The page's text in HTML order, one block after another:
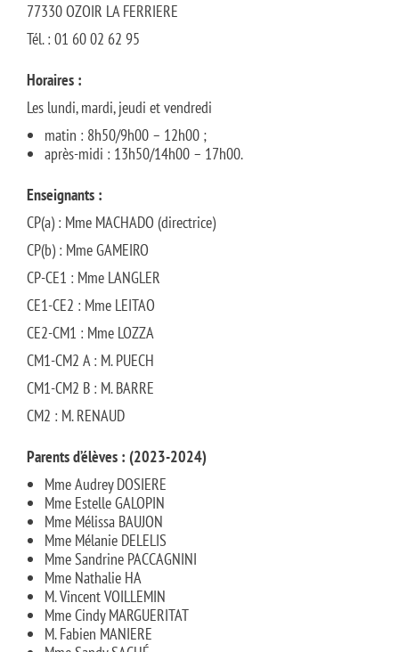
77330 OZOIR LA FERRIERE
Tél. : 01 60 02 62 95
Horaires :
Les lundi, mardi, jeudi et vendredi
matin : 8h50/9h00 – 12h00 ;
après-midi : 13h50/14h00 – 17h00.
Enseignants :
CP(a) : Mme MACHADO (directrice)
CP(b) : Mme GAMEIRO
CP-CE1 : Mme LANGLER
CE1-CE2 : Mme LEITAO
CE2-CM1 : Mme LOZZA
CM1-CM2 A : M. PUECH
CM1-CM2 B : M. BARRE
CM2 : M. RENAUD
Parents d’élèves : (2023-2024)
Mme Audrey DOSIERE
Mme Estelle GALOPIN
Mme Mélissa BAUJON
Mme Mélanie DELELIS
Mme Sandrine PACCAGNINI
Mme Nathalie HA
M. Vincent VOILLEMIN
Mme Cindy MARGUERITAT
M. Fabien MANIERE